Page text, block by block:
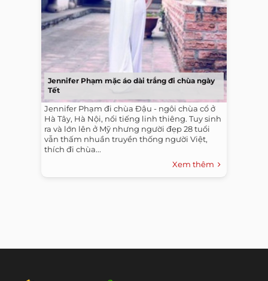
Jennifer Phạm mặc áo dài trắng đi chùa ngày
Tết
Jennifer Phạm đi chùa Đậu - ngôi chùa cổ ở
Hà Tây, Hà Nội, nổi tiếng linh thiêng. Tuy sinh
ra và lớn lên ở Mỹ nhưng người đẹp 28 tuổi
vẫn thấm nhuần truyền thống người Việt,
thích đi chùa...
Xem thêm